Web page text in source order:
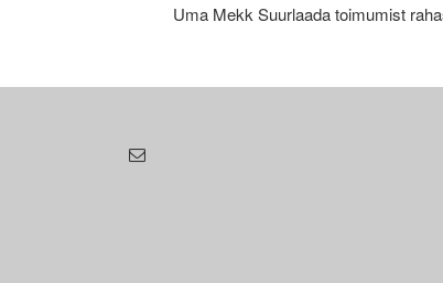
Uma Mekk Suurlaada toimumist